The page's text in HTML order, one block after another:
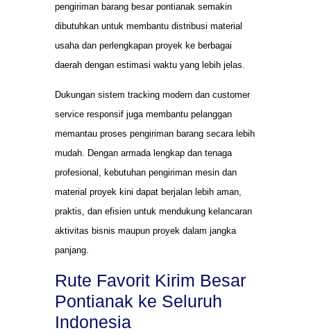
pengiriman barang besar pontianak semakin
dibutuhkan untuk membantu distribusi material
usaha dan perlengkapan proyek ke berbagai
daerah dengan estimasi waktu yang lebih jelas.
Dukungan sistem tracking modern dan customer
service responsif juga membantu pelanggan
memantau proses pengiriman barang secara lebih
mudah. Dengan armada lengkap dan tenaga
profesional, kebutuhan pengiriman mesin dan
material proyek kini dapat berjalan lebih aman,
praktis, dan efisien untuk mendukung kelancaran
aktivitas bisnis maupun proyek dalam jangka
panjang.
Rute Favorit Kirim Besar
Pontianak ke Seluruh
Indonesia